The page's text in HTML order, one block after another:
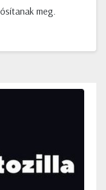
meg.